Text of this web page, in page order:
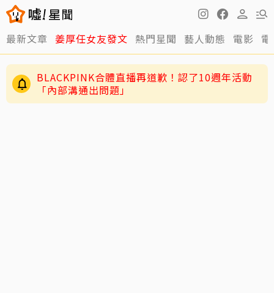
最新文章 姜厚任女友發文 熱門星聞 藝人動態 電影
BLACKPINK合體直播再道歉！認了10週年活動
「內部溝通出問題」